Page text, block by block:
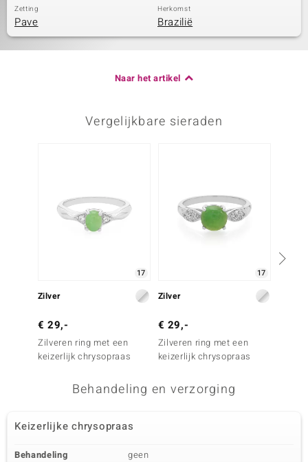
Zetting
Pave
Herkomst
Brazilië
Naar het artikel
Vergelijkbare sieraden
17
Zilver
€ 29,-
Zilveren ring met een
keizerlijk chrysopraas
17
Zilver
€ 29,-
Zilveren ring met een
keizerlijk chrysopraas
Behandeling en verzorging
Keizerlijke chrysopraas
Behandeling
geen